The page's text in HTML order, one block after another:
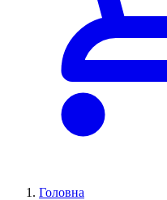
Головна